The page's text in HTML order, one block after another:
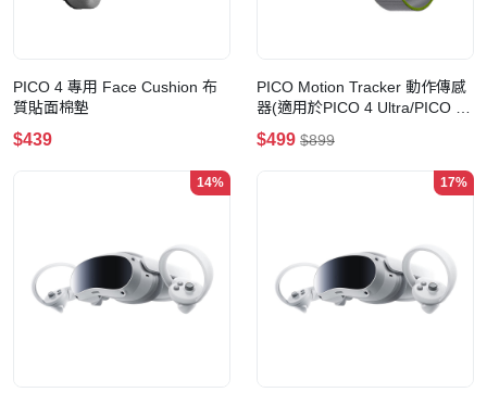
PICO 4 專用 Face Cushion 布
質貼面棉墊
$439
PICO Motion Tracker 動作傳感
器(適用於PICO 4 Ultra/PICO 4
Pro/PICO 4/PICO Neo3)
$499 $899
14% 17%